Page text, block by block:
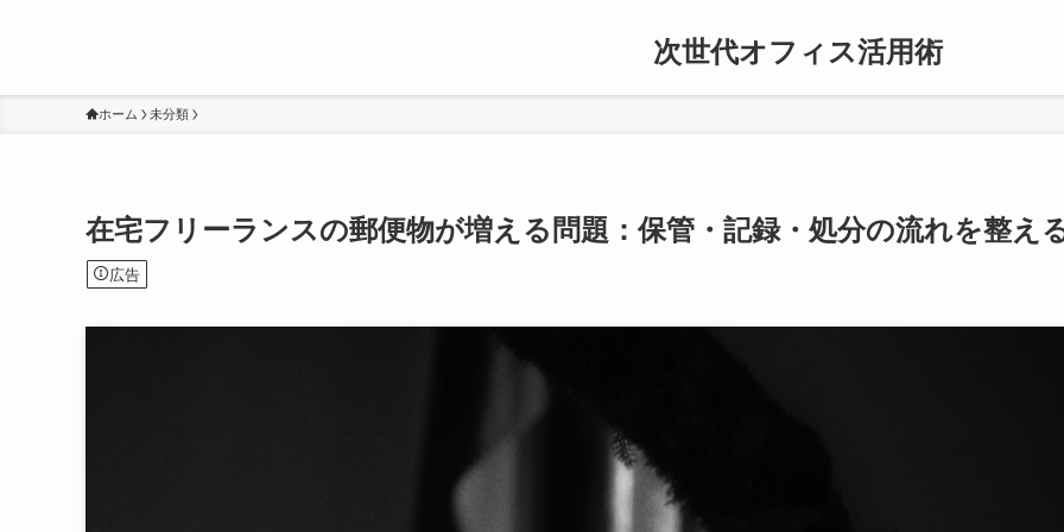
次世代オフィス活用術
ホーム 未分類
在宅フリーランスの郵便物が増える問題：保管・記録・処分の流れを整え
広告